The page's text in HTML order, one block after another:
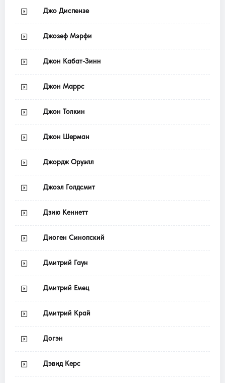
Джо Диспензе
Джозеф Мэрфи
Джон Кабат-Зинн
Джон Маррс
Джон Толкин
Джон Шерман
Джордж Оруэлл
Джоэл Голдсмит
Дзию Кеннетт
Диоген Синопский
Дмитрий Гаун
Дмитрий Емец
Дмитрий Край
Догэн
Дэвид Керс